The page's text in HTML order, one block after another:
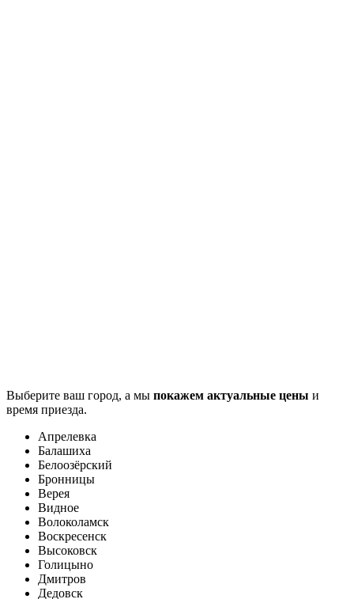
Выберите ваш город, а мы покажем актуальные цены и
время приезда.
Апрелевка
Балашиха
Белоозёрский
Бронницы
Верея
Видное
Волоколамск
Воскресенск
Высоковск
Голицыно
Дмитров
Дедовск